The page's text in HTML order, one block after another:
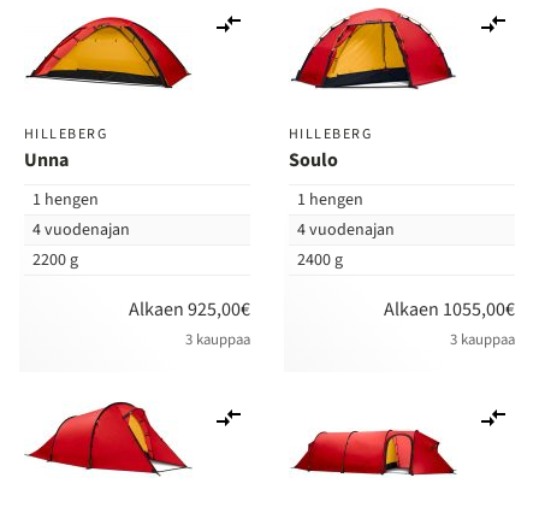
HILLEBERG
Unna
1 hengen
4 vuodenajan
2200 g
Alkaen 925,00€
3 kauppaa
vertailuun
HILLEBERG
Soulo
1 hengen
4 vuodenajan
2400 g
Alkaen 1055,00€
3 kauppaa
vertailuun